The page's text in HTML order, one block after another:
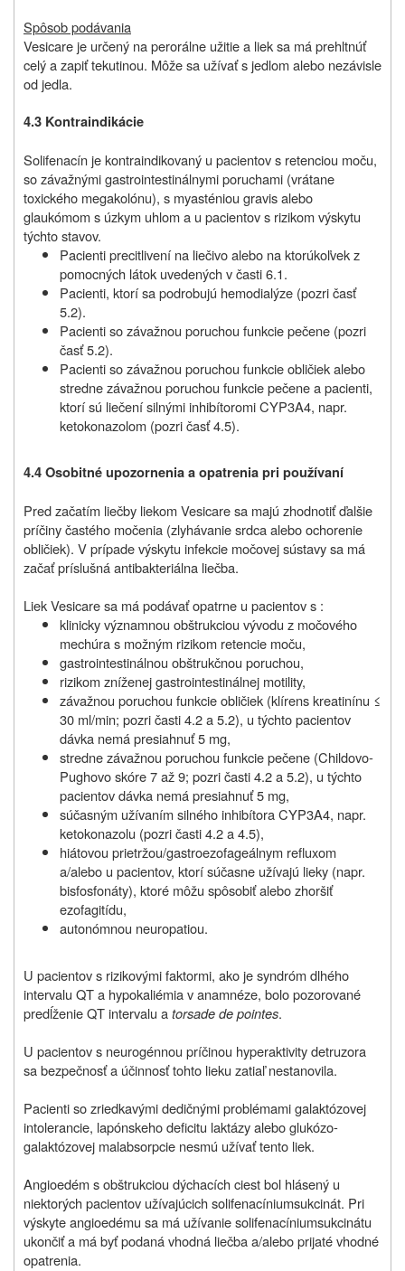
Spôsob podávania
Vesicare je určený na perorálne užitie a liek sa má prehltnúť
celý a zapiť tekutinou. Môže sa užívať s jedlom alebo nezávisle
od jedla.
4.3 Kontraindikácie
Solifenacín je kontraindikovaný u pacientov s retenciou moču,
so závažnými gastrointestinálnymi poruchami (vrátane
toxického megakolónu), s myasténiou gravis alebo
glaukómom s úzkym uhlom a u pacientov s rizikom výskytu
týchto stavov.
Pacienti precitlivení na liečivo alebo na ktorúkoľvek z
pomocných látok uvedených v časti 6.1.
Pacienti, ktorí sa podrobujú hemodialýze (pozri časť
5.2).
Pacienti so závažnou poruchou funkcie pečene (pozri
časť 5.2).
Pacienti so závažnou poruchou funkcie obličiek alebo
stredne závažnou poruchou funkcie pečene a pacienti,
ktorí sú liečení silnými inhibítoromi CYP3A4, napr.
ketokonazolom (pozri časť 4.5).
4.4 Osobitné upozornenia a opatrenia pri používaní
Pred začatím liečby liekom Vesicare sa majú zhodnotiť ďalšie
príčiny častého močenia (zlyhávanie srdca alebo ochorenie
obličiek). V prípade výskytu infekcie močovej sústavy sa má
začať príslušná antibakteriálna liečba.
Liek Vesicare sa má podávať opatrne u pacientov s :
klinicky významnou obštrukciou vývodu z močového
mechúra s možným rizikom retencie moču,
gastrointestinálnou obštrukčnou poruchou,
rizikom zníženej gastrointestinálnej motility,
závažnou poruchou funkcie obličiek (klírens kreatinínu ≤
30 ml/min; pozri časti 4.2 a 5.2), u týchto pacientov
dávka nemá presiahnuť 5 mg,
stredne závažnou poruchou funkcie pečene (Childovo-
Pughovo skóre 7 až 9; pozri časti 4.2 a 5.2), u týchto
pacientov dávka nemá presiahnuť 5 mg,
súčasným užívaním silného inhibítora CYP3A4, napr.
ketokonazolu (pozri časti 4.2 a 4.5),
hiátovou prietržou/gastroezofageálnym refluxom
a/alebo u pacientov, ktorí súčasne užívajú lieky (napr.
bisfosfonáty), ktoré môžu spôsobiť alebo zhoršiť
ezofagitídu,
autonómnou neuropatiou.
U pacientov s rizikovými faktormi, ako je syndróm dlhého
intervalu QT a hypokaliémia v anamnéze, bolo pozorované
predĺženie QT intervalu atorsade de pointes.
U pacientov s neurogénnou príčinou hyperaktivity detruzora
sa bezpečnosť a účinnosť tohto lieku zatiaľ nestanovila.
Pacienti so zriedkavými dedičnými problémami galaktózovej
intolerancie, lapónskeho deficitu laktázy alebo glukózo-
galaktózovej malabsorpcie nesmú užívať tento liek.
Angioedém s obštrukciou dýchacích ciest bol hlásený u
niektorých pacientov užívajúcich solifenacíniumsukcinát. Pri
výskyte angioedému sa má užívanie solifenacíniumsukcinátu
ukončiť a má byť podaná vhodná liečba a/alebo prijaté vhodné
opatrenia.